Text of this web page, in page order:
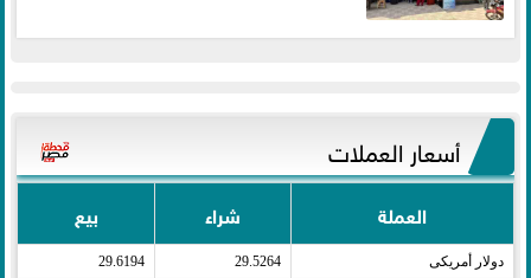
أسعار العملات
العملة شراء بيع
دولار أمريكى​ 29.5264
29.6194